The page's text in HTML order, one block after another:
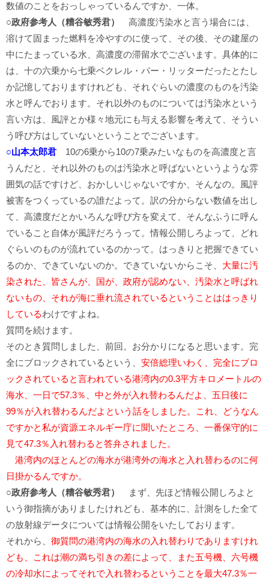
数値のことをおっしゃっているんですか、一体。
○政府参考人（糟谷敏秀君）
高濃度汚染水と言う場合には、
溶けて固まった燃料を冷やすのに使って、その後、その建屋の
中にたまっている水、高濃度の滞留水でございます。具体的に
は、十の六乗から七乗ベクレル・パー・リッターだったとたし
か記憶しておりますけれども、それぐらいの濃度のものを汚染
水と呼んでおります。それ以外のものについては汚染水という
言い方は、風評とか様々地元にも与える影響を考えて、そうい
う呼び方はしていないということでございます。
○山本太郎君 10の6乗から10の7乗みたいなものを高濃度と言
うんだと、それ以外のものは汚染水と呼ばないというような雰
囲気の話ですけど、おかしいじゃないですか、そんなの。風評
被害をつくっているの誰だよって。訳の分からない数値を出し
て、高濃度だとかいろんな呼び方を変えて、そんなふうに呼ん
でいること自体が風評だろうって。情報公開しろよって、どれ
ぐらいのものが流れているのかって。はっきりと把握できてい
るのか、できていないのか。できていないからこそ、 大量に汚
染された、皆さんが、国が、政府が認めない、汚染水と呼ばれ
ないもの、それが海に垂れ流されているということははっきり
しているわけですよね。
質問を続けます。
そのとき質問しました、前回。お分かりになると思います。完
全にブロックされているという、 安倍総理いわく、完全にブロ
ックされていると言われている港湾内の0.3平方キロメートルの
海水、一日で57.3％、中と外が入れ替わるんだよ、五日後に
99％が入れ替わるんだよという話をしました。これ、どうなん
ですかと私が資源エネルギー庁に聞いたところ、一番保守的に
見て47.3％入れ替わると答弁されました。
港湾内のほとんどの海水が港湾外の海水と入れ替わるのに何
日掛かるんですか。
○政府参考人（糟谷敏秀君）
まず、先ほど情報公開しろよと
いう御指摘がありましたけれども、基本的に、計測をした全て
の放射線データについては情報公開をいたしております。
それから、 御質問の港湾内の海水の入れ替わりでありますけれ
ども、これは潮の満ち引きの差によって、また五号機、六号機
の冷却水によってそれで入れ替わるということを最大47.3％一